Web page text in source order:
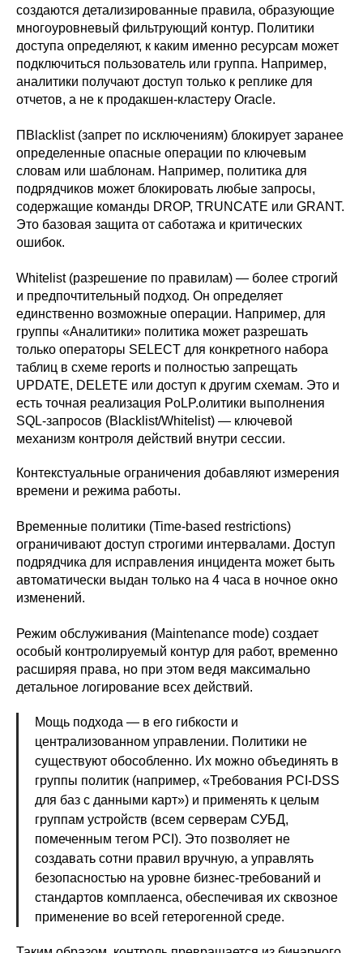
создаются детализированные правила, образующие
многоуровневый фильтрующий контур. Политики
доступа определяют, к каким именно ресурсам может
подключиться пользователь или группа. Например,
аналитики получают доступ только к реплике для
отчетов, а не к продакшен-кластеру Oracle.
ПBlacklist (запрет по исключениям) блокирует заранее
определенные опасные операции по ключевым
словам или шаблонам. Например, политика для
подрядчиков может блокировать любые запросы,
содержащие команды DROP, TRUNCATE или GRANT.
Это базовая защита от саботажа и критических
ошибок.
Whitelist (разрешение по правилам) — более строгий
и предпочтительный подход. Он определяет
единственно возможные операции. Например, для
группы «Аналитики» политика может разрешать
только операторы SELECT для конкретного набора
таблиц в схеме reports и полностью запрещать
UPDATE, DELETE или доступ к другим схемам. Это и
есть точная реализация PoLP.олитики выполнения
SQL-запросов (Blacklist/Whitelist) — ключевой
механизм контроля действий внутри сессии.
Контекстуальные ограничения добавляют измерения
времени и режима работы.
Временные политики (Time-based restrictions)
ограничивают доступ строгими интервалами. Доступ
подрядчика для исправления инцидента может быть
автоматически выдан только на 4 часа в ночное окно
изменений.
Режим обслуживания (Maintenance mode) создает
особый контролируемый контур для работ, временно
расширяя права, но при этом ведя максимально
детальное логирование всех действий.
Мощь подхода — в его гибкости и
централизованном управлении. Политики не
существуют обособленно. Их можно объединять в
группы политик (например, «Требования PCI-DSS
для баз с данными карт») и применять к целым
группам устройств (всем серверам СУБД,
помеченным тегом PCI). Это позволяет не
создавать сотни правил вручную, а управлять
безопасностью на уровне бизнес-требований и
стандартов комплаенса, обеспечивая их сквозное
применение во всей гетерогенной среде.